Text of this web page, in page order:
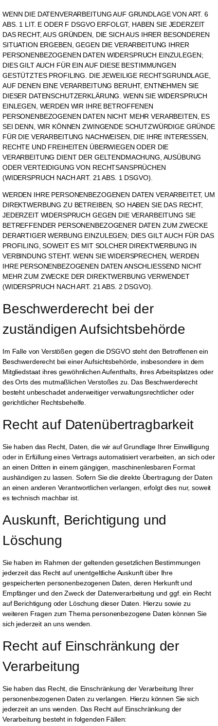
WENN DIE DATENVERARBEITUNG AUF GRUNDLAGE VON ART. 6
ABS. 1 LIT. E ODER F DSGVO ERFOLGT, HABEN SIE JEDERZEIT
DAS RECHT, AUS GRÜNDEN, DIE SICH AUS IHRER BESONDEREN
SITUATION ERGEBEN, GEGEN DIE VERARBEITUNG IHRER
PERSONENBEZOGENEN DATEN WIDERSPRUCH EINZULEGEN;
DIES GILT AUCH FÜR EIN AUF DIESE BESTIMMUNGEN
GESTÜTZTES PROFILING. DIE JEWEILIGE RECHTSGRUNDLAGE,
AUF DENEN EINE VERARBEITUNG BERUHT, ENTNEHMEN SIE
DIESER DATENSCHUTZERKLÄRUNG. WENN SIE WIDERSPRUCH
EINLEGEN, WERDEN WIR IHRE BETROFFENEN
PERSONENBEZOGENEN DATEN NICHT MEHR VERARBEITEN, ES
SEI DENN, WIR KÖNNEN ZWINGENDE SCHUTZWÜRDIGE GRÜNDE
FÜR DIE VERARBEITUNG NACHWEISEN, DIE IHRE INTERESSEN,
RECHTE UND FREIHEITEN ÜBERWIEGEN ODER DIE
VERARBEITUNG DIENT DER GELTENDMACHUNG, AUSÜBUNG
ODER VERTEIDIGUNG VON RECHTSANSPRÜCHEN
(WIDERSPRUCH NACH ART. 21 ABS. 1 DSGVO).
WERDEN IHRE PERSONENBEZOGENEN DATEN VERARBEITET, UM
DIREKTWERBUNG ZU BETREIBEN, SO HABEN SIE DAS RECHT,
JEDERZEIT WIDERSPRUCH GEGEN DIE VERARBEITUNG SIE
BETREFFENDER PERSONENBEZOGENER DATEN ZUM ZWECKE
DERARTIGER WERBUNG EINZULEGEN; DIES GILT AUCH FÜR DAS
PROFILING, SOWEIT ES MIT SOLCHER DIREKTWERBUNG IN
VERBINDUNG STEHT. WENN SIE WIDERSPRECHEN, WERDEN
IHRE PERSONENBEZOGENEN DATEN ANSCHLIESSEND NICHT
MEHR ZUM ZWECKE DER DIREKTWERBUNG VERWENDET
(WIDERSPRUCH NACH ART. 21 ABS. 2 DSGVO).
Beschwerde­recht bei der
zuständigen Aufsichts­behörde
Im Falle von Verstößen gegen die DSGVO steht den Betroffenen ein
Beschwerderecht bei einer Aufsichtsbehörde, insbesondere in dem
Mitgliedstaat ihres gewöhnlichen Aufenthalts, ihres Arbeitsplatzes oder
des Orts des mutmaßlichen Verstoßes zu. Das Beschwerderecht
besteht unbeschadet anderweitiger verwaltungsrechtlicher oder
gerichtlicher Rechtsbehelfe.
Recht auf Daten­übertrag­barkeit
Sie haben das Recht, Daten, die wir auf Grundlage Ihrer Einwilligung
oder in Erfüllung eines Vertrags automatisiert verarbeiten, an sich oder
an einen Dritten in einem gängigen, maschinenlesbaren Format
aushändigen zu lassen. Sofern Sie die direkte Übertragung der Daten
an einen anderen Verantwortlichen verlangen, erfolgt dies nur, soweit
es technisch machbar ist.
Auskunft, Berichtigung und
Löschung
Sie haben im Rahmen der geltenden gesetzlichen Bestimmungen
jederzeit das Recht auf unentgeltliche Auskunft über Ihre
gespeicherten personenbezogenen Daten, deren Herkunft und
Empfänger und den Zweck der Datenverarbeitung und ggf. ein Recht
auf Berichtigung oder Löschung dieser Daten. Hierzu sowie zu
weiteren Fragen zum Thema personenbezogene Daten können Sie
sich jederzeit an uns wenden.
Recht auf Einschränkung der
Verarbeitung
Sie haben das Recht, die Einschränkung der Verarbeitung Ihrer
personenbezogenen Daten zu verlangen. Hierzu können Sie sich
jederzeit an uns wenden. Das Recht auf Einschränkung der
Verarbeitung besteht in folgenden Fällen: